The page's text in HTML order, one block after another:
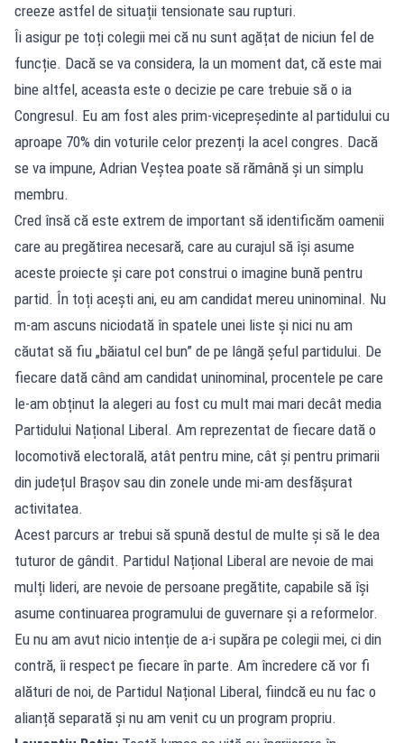
creeze astfel de situații tensionate sau rupturi.
Îi asigur pe toți colegii mei că nu sunt agățat de niciun fel de
funcție. Dacă se va considera, la un moment dat, că este mai
bine altfel, aceasta este o decizie pe care trebuie să o ia
Congresul. Eu am fost ales prim-vicepreședinte al partidului cu
aproape 70% din voturile celor prezenți la acel congres. Dacă
se va impune, Adrian Veștea poate să rămână și un simplu
membru.
Cred însă că este extrem de important să identificăm oamenii
care au pregătirea necesară, care au curajul să își asume
aceste proiecte și care pot construi o imagine bună pentru
partid. În toți acești ani, eu am candidat mereu uninominal. Nu
m-am ascuns niciodată în spatele unei liste și nici nu am
căutat să fiu „băiatul cel bun” de pe lângă șeful partidului. De
fiecare dată când am candidat uninominal, procentele pe care
le-am obținut la alegeri au fost cu mult mai mari decât media
Partidului Național Liberal. Am reprezentat de fiecare dată o
locomotivă electorală, atât pentru mine, cât și pentru primarii
din județul Brașov sau din zonele unde mi-am desfășurat
activitatea.
Acest parcurs ar trebui să spună destul de multe și să le dea
tuturor de gândit. Partidul Național Liberal are nevoie de mai
mulți lideri, are nevoie de persoane pregătite, capabile să își
asume continuarea programului de guvernare și a reformelor.
Eu nu am avut nicio intenție de a-i supăra pe colegii mei, ci din
contră, îi respect pe fiecare în parte. Am încredere că vor fi
alături de noi, de Partidul Național Liberal, fiindcă eu nu fac o
alianță separată și nu am venit cu un program propriu.